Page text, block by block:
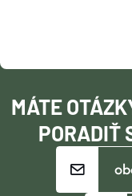
T
MÁTE
PORADIŤ